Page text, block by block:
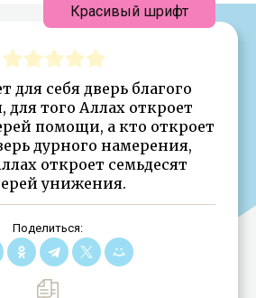
для себя дверь благого
для того Аллах откроет
помощи, а кто откроет
дурного намерения,
откроет семьдесят
унижения.
Поделиться:
Красивый шрифт